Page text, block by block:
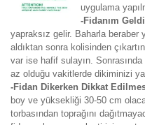
uygulama
-Fidanım
yapraksız gelir. Baharla beraber
aldıktan sonra kolisinden
var ise hafif sulayın.
az olduğu vakitlerde dikiminizi
-Fidan Dikerken Dikkat
boy ve yüksekliği 30-50 cm
torbasından toprağını